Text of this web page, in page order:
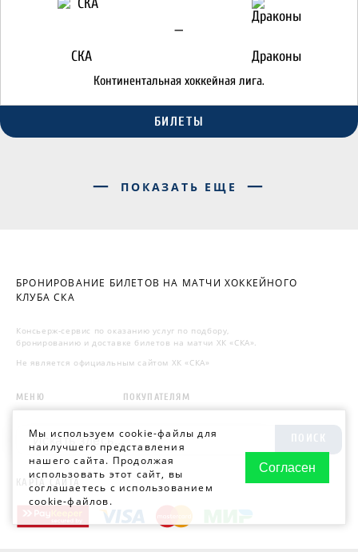
Мы используем cookie-файлы для
наилучшего представления
нашего сайта. Продолжая
использовать этот сайт, вы
соглашаетесь с использованием
cookie-файлов.
Согласен
СКА
—
Драконы
Континентальная хоккейная лига.
БИЛЕТЫ
ПОКАЗАТЬ ЕЩЕ
БРОНИРОВАНИЕ БИЛЕТОВ НА МАТЧИ ХОККЕЙНОГО
КЛУБА СКА
Консьерж-сервис по оказанию услуг по подбору,
бронированию и доставке билетов на матчи ХК «СКА».
Не является официальным сайтом ХК «СКА»
МЕНЮ ПОКУПАТЕЛЯМ
ПОИСК
КАРТА САЙТА